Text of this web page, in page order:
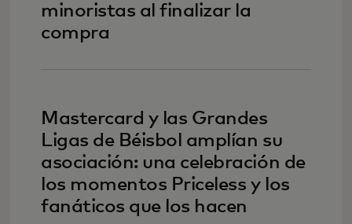
minoristas al finalizar la
compra
Mastercard y las Grandes
Ligas de Béisbol amplían su
asociación: una celebración de
los momentos Priceless y los
fanáticos que los hacen